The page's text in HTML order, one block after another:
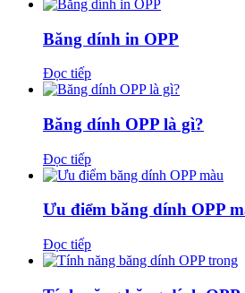
Băng dính in OPP
Đọc tiếp
Băng dính OPP là gì?
Đọc tiếp
Ưu điểm băng dính OPP
Đọc tiếp